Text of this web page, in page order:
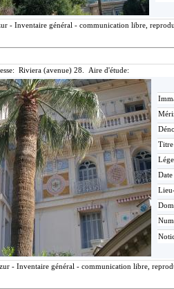
- Inventaire général - communication libre,
Riviera (avenue) 28. Aire d'étude:
- Inventaire général - communication libre,